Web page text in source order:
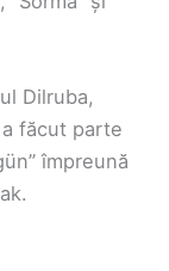
Dilruba,
a făcut parte
împreună